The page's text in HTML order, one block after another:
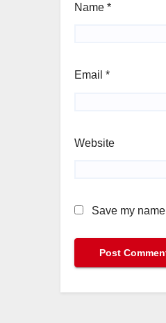
Name *
Email *
Website
Save my